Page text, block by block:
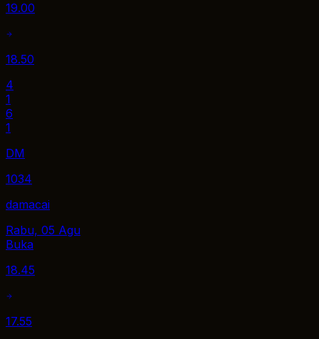
19.00
18.50
4
1
6
1
DM
1034
damacai
Rabu, 05 Agu
Buka
18.45
17.55